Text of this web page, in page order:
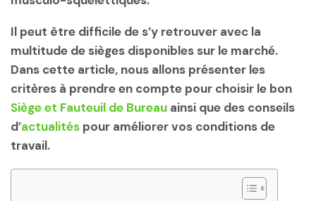
Il peut être difficile de s’y retrouver avec la
multitude de sièges disponibles sur le marché.
Dans cette article, nous allons présenter les
critères à prendre en compte pour choisir le bon
Siège et Fauteuil de Bureau ainsi que des conseils
d’actualités pour améliorer vos conditions de
travail.